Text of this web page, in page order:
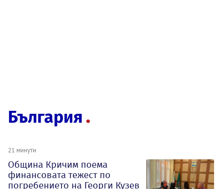
България
21 минути
Община Кричим поема
финансовата тежест по
погребението на Георги Кузев